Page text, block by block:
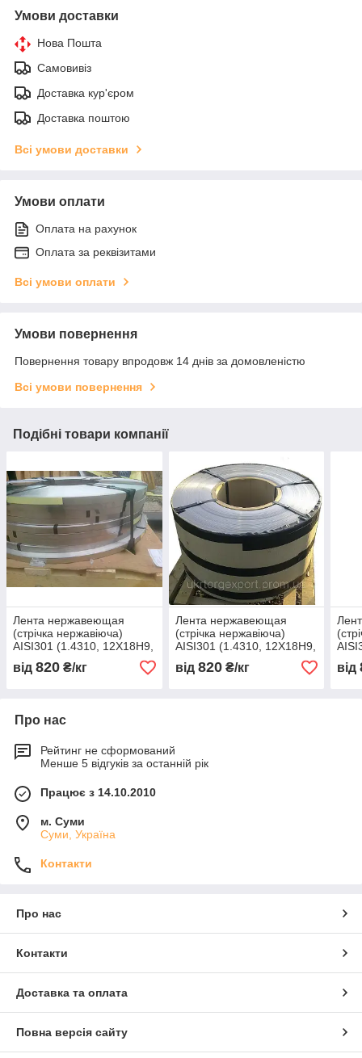
Умови доставки
Нова Пошта
Самовивіз
Доставка кур'єром
Доставка поштою
Всі умови доставки
Умови оплати
Оплата на рахунок
Оплата за реквізитами
Всі умови оплати
Умови повернення
Повернення товару впродовж 14 днів за домовленістю
Всі умови повернення
Подібні товари компанії
Лента нержавеющая
(стрічка нержавіюча)
AISI301 (1.4310, 12Х18Н9,
07Х16Н6) пружинная 400
х 0,05
від 820 ₴/кг
Лента нержавеющая
(стрічка нержавіюча)
AISI301 (1.4310, 12Х18Н9,
07Х16Н6) пружинная 400
х 0,06
від 820₴/кг
х
від
Про нас
Рейтинг не сформований
Менше 5 відгуків за останній рік
Працює з 14.10.2010
м. Суми
Суми, Україна
Контакти
Про нас
Контакти
Доставка та оплата
Повна версія сайту